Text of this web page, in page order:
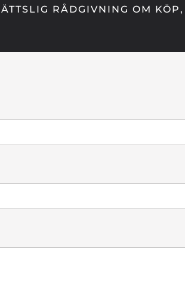
RÅDGIVNING OM